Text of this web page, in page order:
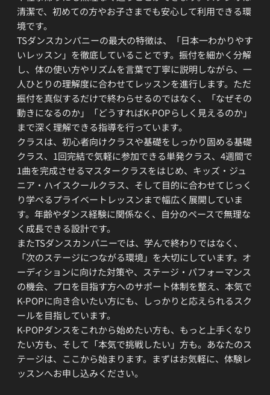
清潔で、初めての方やお子さまでも安心して利用できる環
境です。
TSダンスカンパニーの最大の特徴は、「日本一わかりやす
いレッスン」を徹底していることです。振付を細かく分解
し、体の使い方やリズムを言葉で丁寧に説明しながら、一
人ひとりの理解度に合わせてレッスンを進行します。ただ
振付を真似するだけで終わらせるのではなく、「なぜその
動きになるのか」「どうすればK-POPらしく見えるのか」
まで深く理解できる指導を行っています。
クラスは、初心者向けクラスや基礎をしっかり固める基礎
クラス、1回完結で気軽に参加できる単発クラス、4週間で
1曲を完成させるマスタークラスをはじめ、キッズ・ジュ
ニア・ハイスクールクラス、そして目的に合わせてじっく
り学べるプライベートレッスンまで幅広く展開していま
す。年齢やダンス経験に関係なく、自分のペースで無理な
く成長できる設計です。
またTSダンスカンパニーでは、学んで終わりではなく、
「次のステージにつながる環境」を大切にしています。オ
ーディションに向けた対策や、ステージ・パフォーマンス
の機会、プロを目指す方へのサポート体制を整え、本気で
K-POPに向き合いたい方にも、しっかりと応えられるスク
ールを目指しています。
K-POPダンスをこれから始めたい方も、もっと上手くなり
たい方も、そして「本気で挑戦したい」方も。あなたのス
テージは、ここから始まります。まずはお気軽に、体験レ
ッスンへお申し込みください。